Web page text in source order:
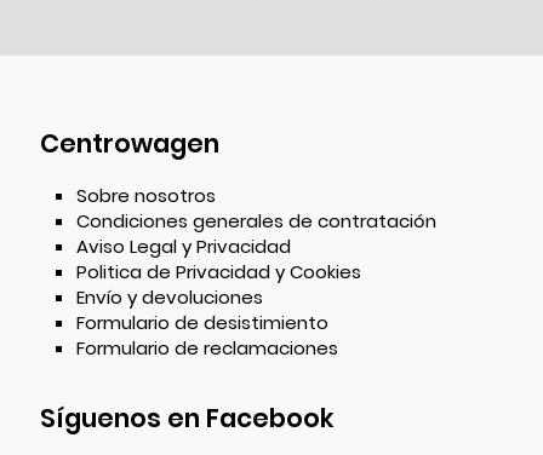
Centrowagen
Sobre nosotros
Condiciones generales de contratación
Aviso Legal y Privacidad
Politica de Privacidad y Cookies
Envío y devoluciones
Formulario de desistimiento
Formulario de reclamaciones
Síguenos en Facebook